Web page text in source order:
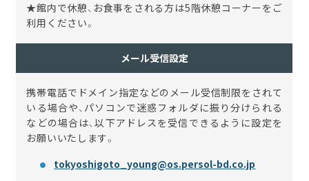
★館内で休憩、お食事をされる方は5階休憩コーナーをご
利用ください。
メール受信設定
携帯電話でドメイン指定などのメール受信制限をされて
いる場合や、パソコンで迷惑フォルダに振り分けられる
などの場合は、以下アドレスを受信できるように設定を
お願いいたします。
tokyoshigoto_young@os.persol-bd.co.jp